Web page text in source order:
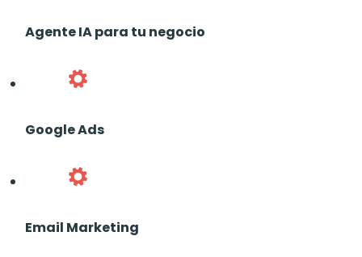
Agente IA para tu negocio
Google Ads
Email Marketing